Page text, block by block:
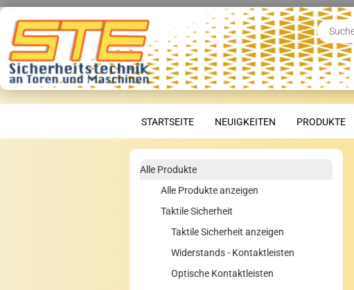
STARTSEITE NEUIGKEITEN PRODUKTE
Alle Produkte
Alle Produkte anzeigen
Taktile Sicherheit
Taktile Sicherheit anzeigen
Widerstands - Kontaktleisten
Optische Kontaktleisten